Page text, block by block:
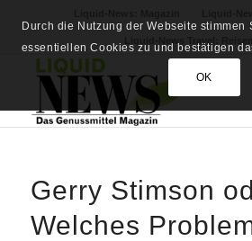
Gerry Stimson
Welches
Durch die Nutzung der Webseite stimmen
essentiellen Cookies zu und bestätigen
OK